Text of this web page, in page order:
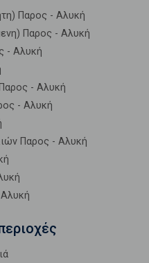
Παρος - Αλυκή
Παρος - Αλυκή
- Αλυκή
- Αλυκή
- Αλυκή
Παρος - Αλυκή